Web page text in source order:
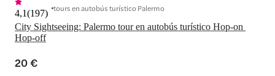
City Sightseeing: Palermo tour en autobús turístico Hop-on
Hop-off
4,1(197) tours en autobús turístico Palermo
20 €